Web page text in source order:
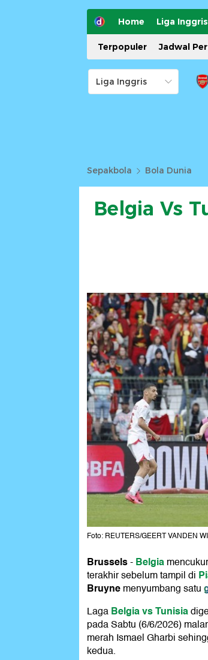
Home Liga Inggris
Terpopuler Jadwal
Sepakbola Bola Dunia
Belgia Vs
Foto: REUTERS/GEERT VANDEN
Brussels-Belgia
terakhir sebelum tampil di
Bruynemenyumbang satu
LagaBelgia vs Tunisia
pada Sabtu (6/6/2026)
merah Ismael Gharbi
kedua.